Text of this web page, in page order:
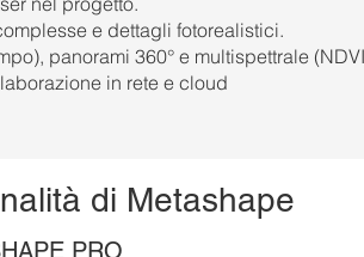
e dettagli fotorealistici.
panorami 360° e multispettrale
in rete e cloud
di Metashape